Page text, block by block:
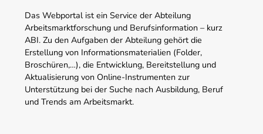
Das Webportal ist ein Service der Abteilung
Arbeitsmarktforschung und Berufsinformation – kurz
ABI. Zu den Aufgaben der Abteilung gehört die
Erstellung von Informationsmaterialien (Folder,
Broschüren,…), die Entwicklung, Bereitstellung und
Aktualisierung von Online-Instrumenten zur
Unterstützung bei der Suche nach Ausbildung, Beruf
und Trends am Arbeitsmarkt.